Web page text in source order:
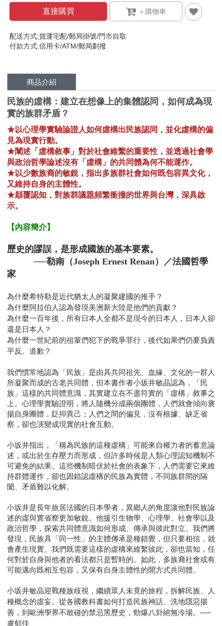
直接購買
配送方式:貨運宅配/郵局掛號/門市自取
付款方式:信用卡/ATM/郵局劃撥
商品介紹
民族的虛構：建立在想像上的集體認同，如何成為現
實的族群矛盾？
★以心理學實驗論證人如何虛構出民族認同，並化虛構的偏
見為現實行動。
★闡述「虛構敘事」對於社會維繫的重要性，並透過社會學
與政治哲學論述沒有「虛構」的共同體為何不能運作。
★以少數族裔的敏銳，指出多族群社會如何既包容異文化，
又維持自身的主體性。
★顛覆認知，對族群議題頻繁衝撞的世界與台灣，深具啟
示。
【內容簡介】
歷史的謬誤，是形成國族的基本要素。
──勒南（Joseph Ernest Renan）／法國哲學
家
為什麼希特勒是近代猶太人的凝聚建國的推手？
為什麼阿拉伯人認為發現美洲新大陸是他們的貢獻？
為什麼一百年後，所有日本人全都不是現今的日本人，日本人卻
還是日本人？
為什麼一世紀前的祖輩們犯下的戰爭罪行，後代如果們仍要負責
平反、道歉？
我們慣常地認為「民族」是由具共同祖先、血緣、文化的一群人
所凝聚而成的古老共同體，但本書作者小坂井敏晶認為，「民
族」這樣的共同體意識，其實建立在不盡符實的「虛構」敘事之
上。心理學實驗證明，將人隨機分成兩個團體，人們就會傾向褒
揚自身團體，貶抑異己；人們之間的偏見，沒有根據、缺乏省
察，卻也演變成現實的社會互動。
小坂井指出，「稱為民族的這種虛構」可能來自權力者的蓄意論
述，或出於生存壓力而形成，但許多時候是人類心理認知機制不
可避免的結果。這些機制暗伏於社會的表象下，人們需要它來維
持群體運作，卻也因錯認虛構的民族為實體，不同族群間的隔
閡、矛盾難以化解。
小坂井是長年旅居法國的日本學者，異鄉人的角度讓他對民族論
述的虛與實省察更加敏銳。他援引生物學、心理學、社會學以及
政治哲學，探索共同體意識如何形成、傳承與彼此對立。我們將
發現，民族具「同一性」的主體傳承是種錯覺，但只要相信，就
會產生現實。我們既需要這樣的虛構來維繫彼此，卻也當知，任
何對於自身與他者的看法都只是暫時的。如此，多族裔社會或有
可能邁向既相互包容，又保有自身主體性的開方式共同體。
小坂井敏晶迎戰種族歧視，繼續眾人未竟的旅程，拆解民族、人
種概念的虛妄。從各國教科書如何打造民族神話、洗地隱惡揚
善，到歐洲學界不敢碰的禁忌黑歷史，勁爆八卦絕無冷場。──
盧郁佳